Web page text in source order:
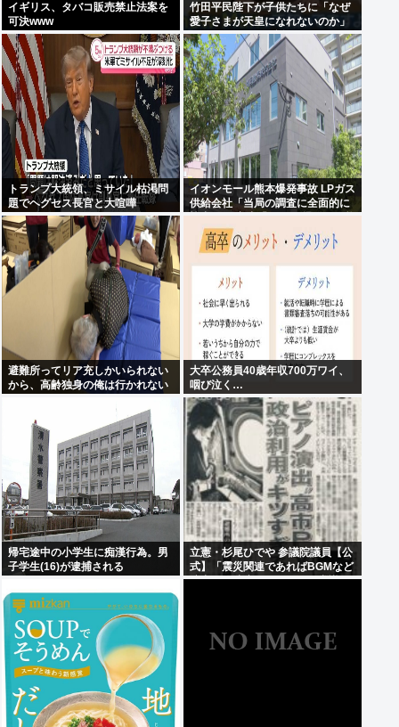
イギリス、タバコ販売禁止法案を
可決www
竹田平民陛下が子供たちに「なぜ
愛子さまが天皇になれないのか」
をわかりやすく解説してしまう
トランプ大統領、ミサイル枯渇問
題でヘグセス長官と大喧嘩
イオンモール熊本爆発事故 LPガス
供給会社「当局の調査に全面的に
協力」 経産省「LPガス爆発の可能
性が高いとする見解で一致」と発
表
避難所ってリア充しかいられない
から、高齢独身の俺は行かれない
大卒公務員40歳年収700万ワイ、
咽び泣く…
帰宅途中の小学生に痴漢行為。男
子学生(16)が逮捕される
立憲・杉尾ひでや 参議院議員【公
式】「震災関連であればBGMなど
演出はご法度であることは常識で